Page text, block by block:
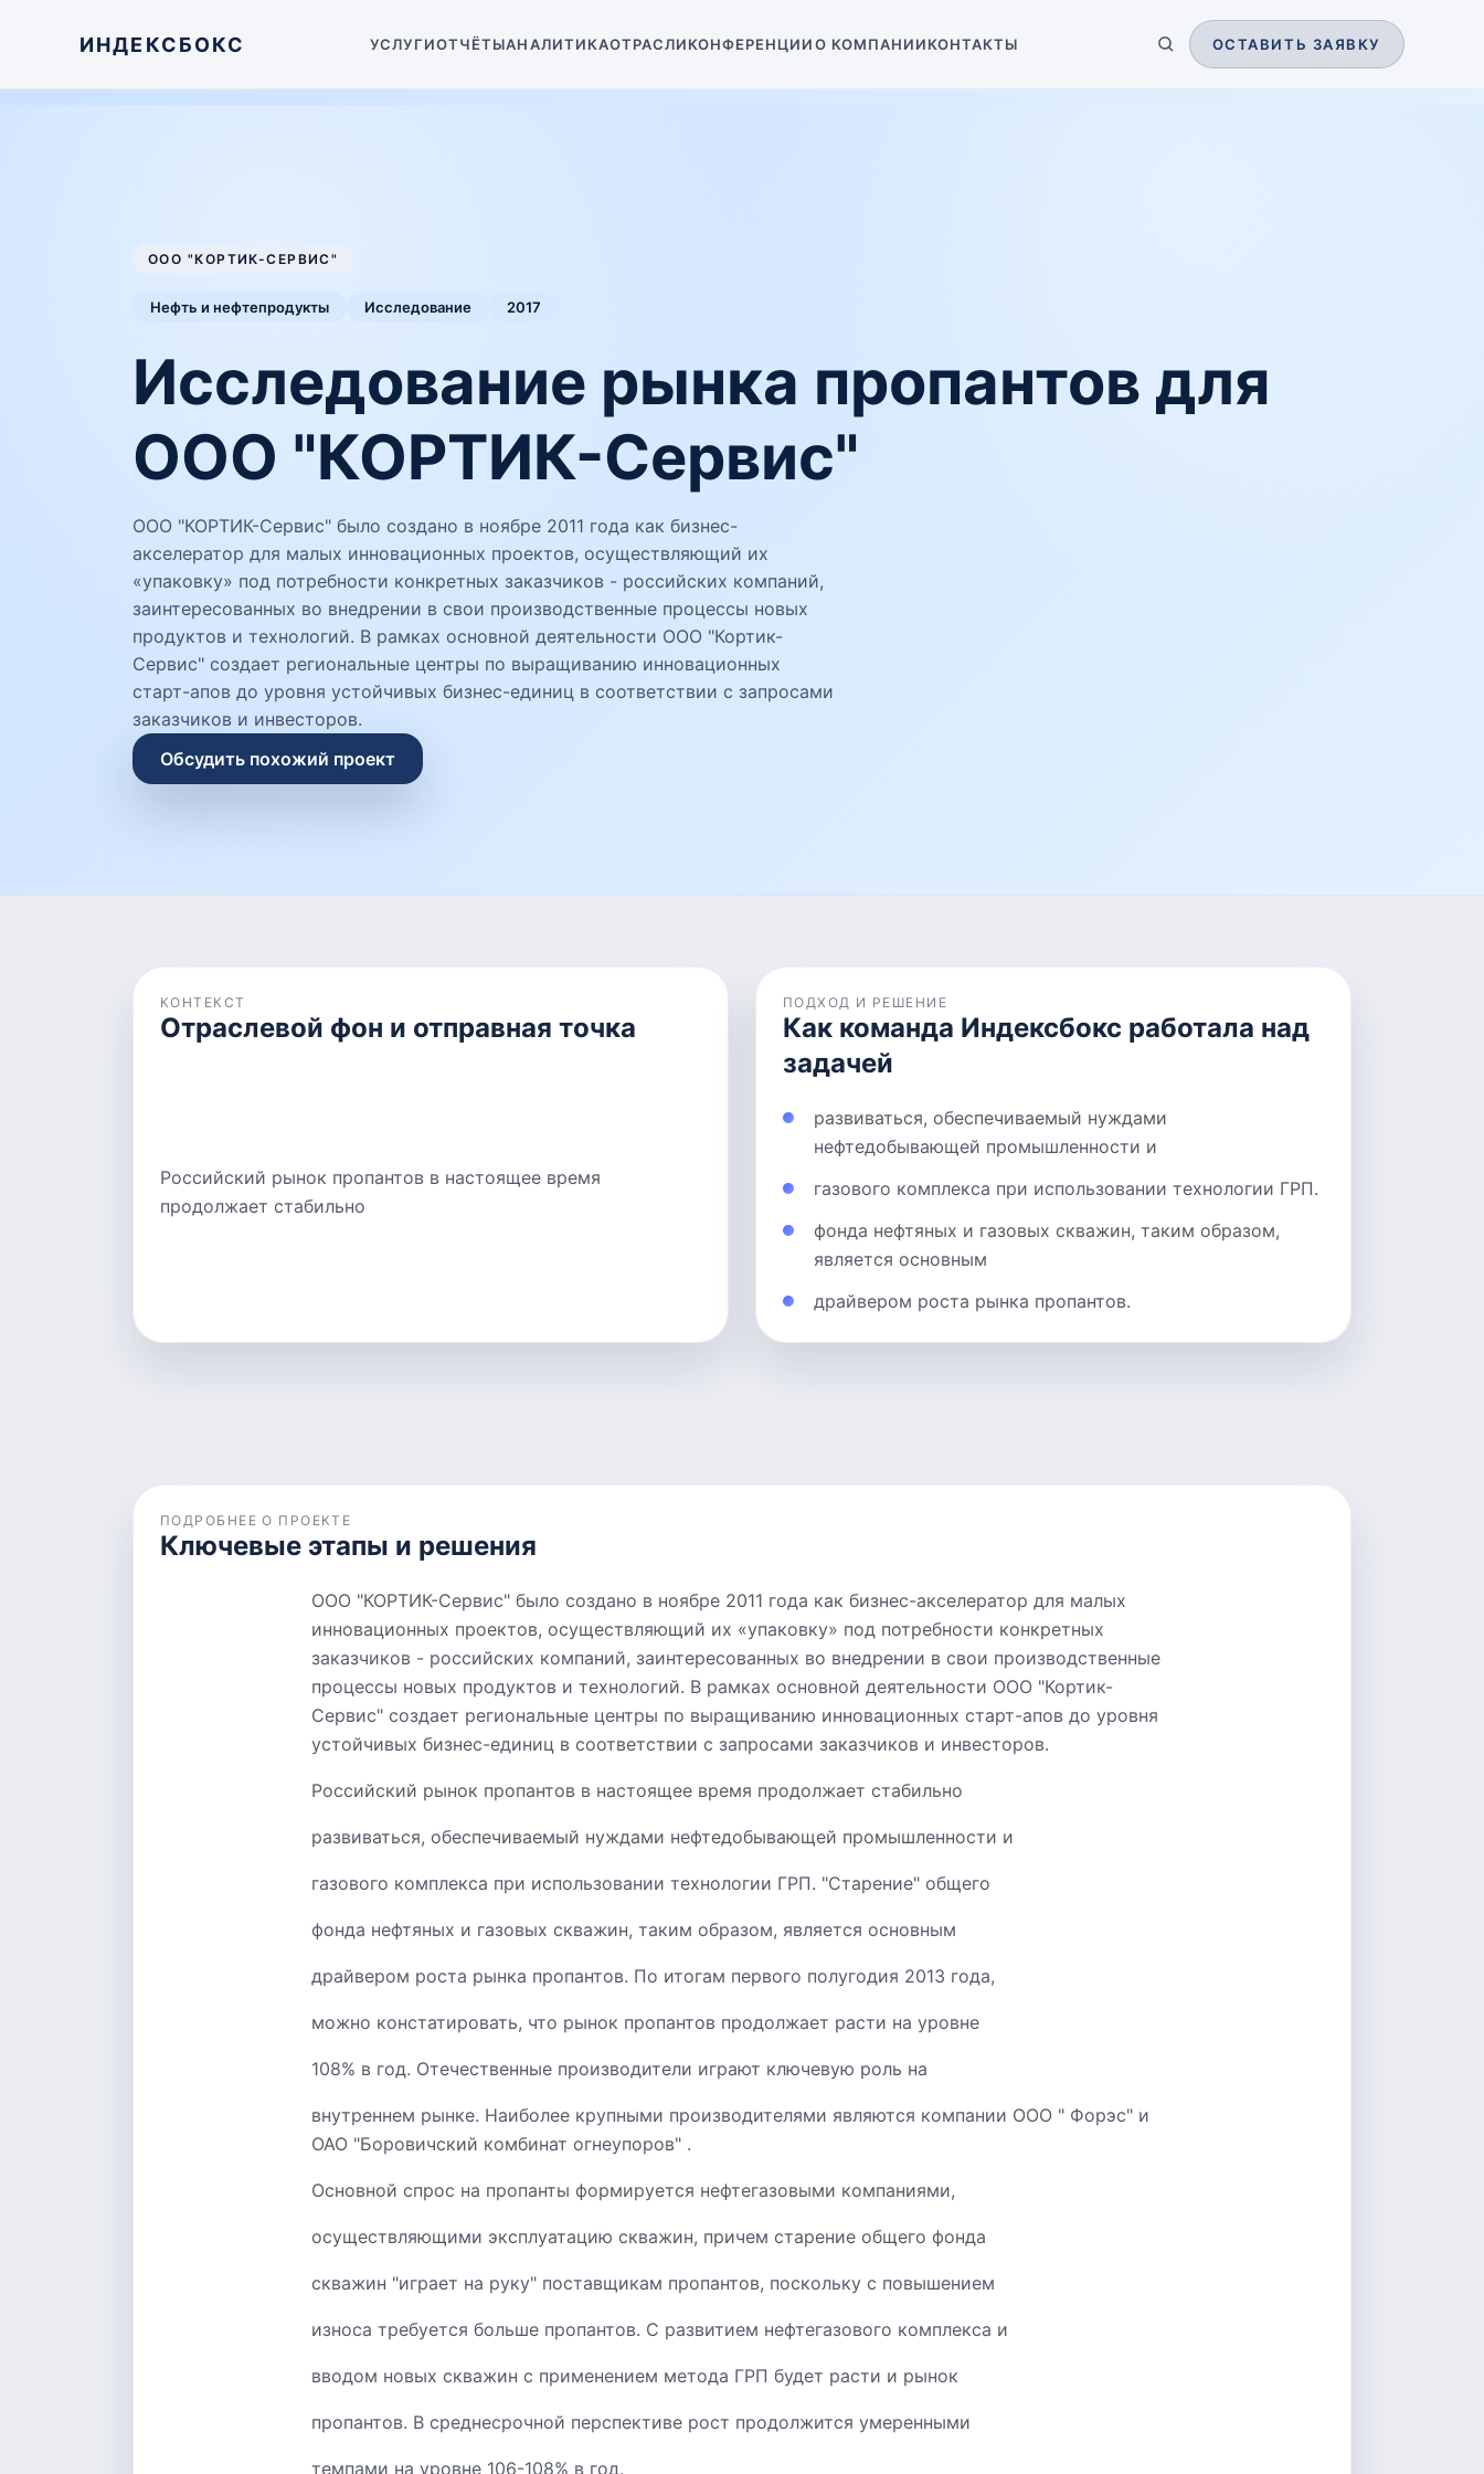
ИНДЕКСБОКС УСЛУГИОТЧЁТЫАНАЛИТИКАОТРАСЛИКОНФЕРЕНЦИИО КОМПАНИИКОНТАКТЫ ОСТАВИТЬ ЗАЯВКУ
ООО "КОРТИК-СЕРВИС"
Нефть и нефтепродукты Исследование 2017
Исследование рынка пропантов для
ООО "КОРТИК-Сервис"
ООО "КОРТИК-Сервис" было создано в ноябре 2011 года как бизнес-
акселератор для малых инновационных проектов, осуществляющий их
«упаковку» под потребности конкретных заказчиков - российских компаний,
заинтересованных во внедрении в свои производственные процессы новых
продуктов и технологий. В рамках основной деятельности ООО "Кортик-
Сервис" создает региональные центры по выращиванию инновационных
старт-апов до уровня устойчивых бизнес-единиц в соответствии с запросами
заказчиков и инвесторов.
Обсудить похожий проект
КОНТЕКСТ
Отраслевой фон и отправная точка
Российский рынок пропантов в настоящее время
продолжает стабильно
ПОДХОД И РЕШЕНИЕ
Как команда Индексбокс работала над
задачей
развиваться, обеспечиваемый нуждами
нефтедобывающей промышленности и
газового комплекса при использовании технологии ГРП.
фонда нефтяных и газовых скважин, таким образом,
является основным
драйвером роста рынка пропантов.
ПОДРОБНЕЕ О ПРОЕКТЕ
Ключевые этапы и решения
ООО "КОРТИК-Сервис" было создано в ноябре 2011 года как бизнес-акселератор для малых
инновационных проектов, осуществляющий их «упаковку» под потребности конкретных
заказчиков - российских компаний, заинтересованных во внедрении в свои производственные
процессы новых продуктов и технологий. В рамках основной деятельности ООО "Кортик-
Сервис" создает региональные центры по выращиванию инновационных старт-апов до уровня
устойчивых бизнес-единиц в соответствии с запросами заказчиков и инвесторов.
Российский рынок пропантов в настоящее время продолжает стабильно
развиваться, обеспечиваемый нуждами нефтедобывающей промышленности и
газового комплекса при использовании технологии ГРП. "Старение" общего
фонда нефтяных и газовых скважин, таким образом, является основным
драйвером роста рынка пропантов. По итогам первого полугодия 2013 года,
можно констатировать, что рынок пропантов продолжает расти на уровне
108% в год. Отечественные производители играют ключевую роль на
внутреннем рынке. Наиболее крупными производителями являются компании ООО " Форэс" и
ОАО "Боровичский комбинат огнеупоров" .
Основной спрос на пропанты формируется нефтегазовыми компаниями,
осуществляющими эксплуатацию скважин, причем старение общего фонда
скважин "играет на руку" поставщикам пропантов, поскольку с повышением
износа требуется больше пропантов. С развитием нефтегазового комплекса и
вводом новых скважин с применением метода ГРП будет расти и рынок
пропантов. В среднесрочной перспективе рост продолжится умеренными
темпами на уровне 106-108% в год.